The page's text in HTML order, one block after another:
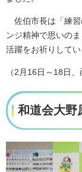
佐伯市長は「練習
ンジ精神で思いの
活躍をお祈りしてい
（2月16日～18日
和道会大野